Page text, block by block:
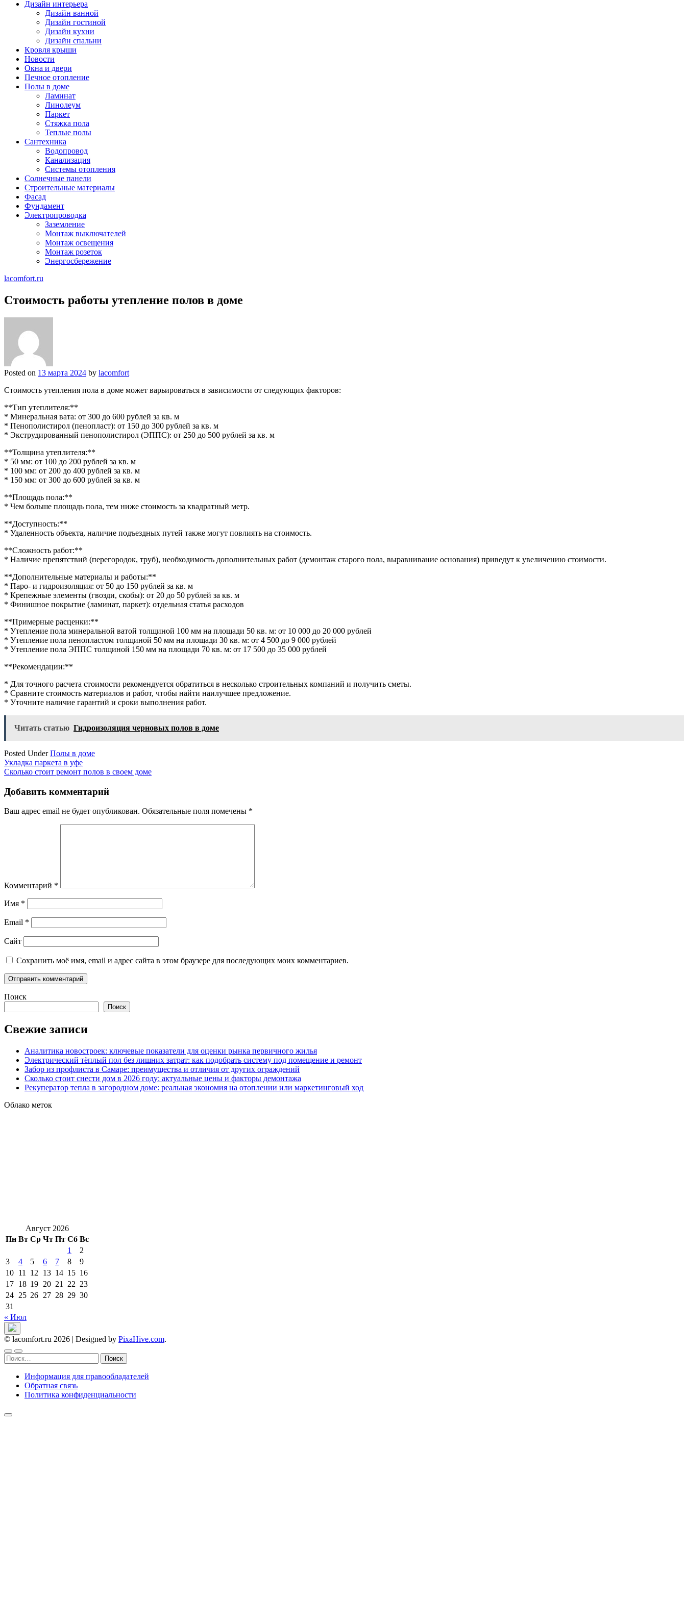
Дизайн интерьера
Дизайн ванной
Дизайн гостиной
Дизайн кухни
Дизайн спальни
Кровля крыши
Новости
Окна и двери
Печное отопление
Полы в доме
Ламинат
Линолеум
Паркет
Стяжка пола
Теплые полы
Сантехника
Водопровод
Канализация
Системы отопления
Солнечные панели
Строительные материалы
Фасад
Фундамент
Электропроводка
Заземление
Монтаж выключателей
Монтаж освещения
Монтаж розеток
Энергосбережение
lacomfort.ru
Стоимость работы утепление полов в доме
Posted on 13 марта 2024 by lacomfort
Стоимость утепления пола в доме может варьироваться в зависимости от следующих факторов:
**Тип утеплителя:**
* Минеральная вата: от 300 до 600 рублей за кв. м
* Пенополистирол (пенопласт): от 150 до 300 рублей за кв. м
* Экструдированный пенополистирол (ЭППС): от 250 до 500 рублей за кв. м
**Толщина утеплителя:**
* 50 мм: от 100 до 200 рублей за кв. м
* 100 мм: от 200 до 400 рублей за кв. м
* 150 мм: от 300 до 600 рублей за кв. м
**Площадь пола:**
* Чем больше площадь пола, тем ниже стоимость за квадратный метр.
**Доступность:**
* Удаленность объекта, наличие подъездных путей также могут повлиять на стоимость.
**Сложность работ:**
* Наличие препятствий (перегородок, труб), необходимость дополнительных работ (демонтаж старого пола, выравнивание основания) приведут к увеличению стоимости.
**Дополнительные материалы и работы:**
* Паро- и гидроизоляция: от 50 до 150 рублей за кв. м
* Крепежные элементы (гвозди, скобы): от 20 до 50 рублей за кв. м
* Финишное покрытие (ламинат, паркет): отдельная статья расходов
**Примерные расценки:**
* Утепление пола минеральной ватой толщиной 100 мм на площади 50 кв. м: от 10 000 до 20 000 рублей
* Утепление пола пенопластом толщиной 50 мм на площади 30 кв. м: от 4 500 до 9 000 рублей
* Утепление пола ЭППС толщиной 150 мм на площади 70 кв. м: от 17 500 до 35 000 рублей
**Рекомендации:**
* Для точного расчета стоимости рекомендуется обратиться в несколько строительных компаний и получить сметы.
* Сравните стоимость материалов и работ, чтобы найти наилучшее предложение.
* Уточните наличие гарантий и сроки выполнения работ.
Читать статью Гидроизоляция черновых полов в доме
Posted UnderПолы в доме
Навигация
по
записям
Укладка паркета в уфе
Сколько стоит ремонт полов в своем доме
Добавить комментарий
Ваш адрес email не будет опубликован. Обязательные поля помечены *
Комментарий *
Имя *
Email *
Сайт
Сохранить моё имя, email и адрес сайта в этом браузере для последующих моих комментариев.
Поиск
Поиск
Свежие записи
Аналитика новостроек: ключевые показатели для оценки рынка первичного жилья
Электрический тёплый пол без лишних затрат: как подобрать систему под помещение и ремонт
Забор из профлиста в Самаре: преимущества и отличия от других ограждений
Сколько стоит снести дом в 2026 году: актуальные цены и факторы демонтажа
Рекуператор тепла в загородном доме: реальная экономия на отоплении или маркетинговый ход
Облако меток
Август 2026
Пн Вт Ср Чт Пт Сб Вс
1
2
3
4 5 6 7 8
9
10 11 12 13 14 15 16
17 18 19 20 21 22 23
24 25 26 27 28 29 30
31
« Июл
© lacomfort.ru 2026 | Designed by PixaHive.com.
Найти:
Информация для правообладателей
Обратная связь
Политика конфиденциальности